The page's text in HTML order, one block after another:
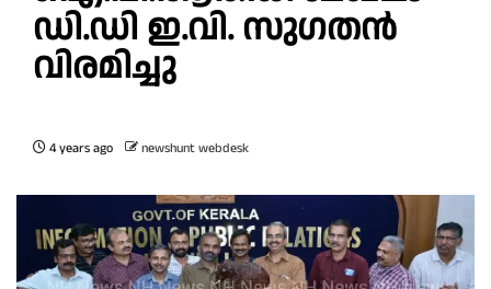
ഡി.ഡി ഇ.വി. സുഗതൻ
വിരമിച്ചു
4 years ago newshunt webdesk